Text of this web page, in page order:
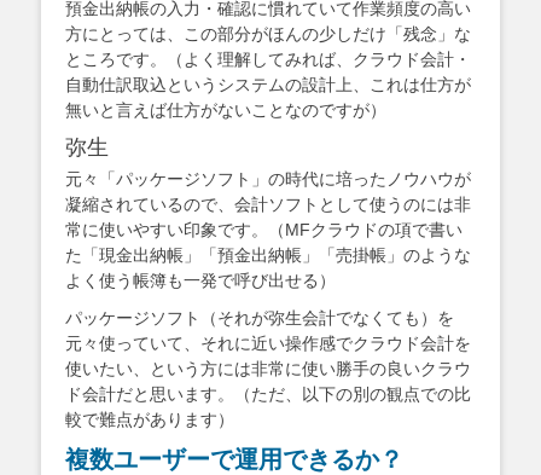
預金出納帳の入力・確認に慣れていて作業頻度の高い
方にとっては、この部分がほんの少しだけ「残念」な
ところです。（よく理解してみれば、クラウド会計・
自動仕訳取込というシステムの設計上、これは仕方が
無いと言えば仕方がないことなのですが）
弥生
元々「パッケージソフト」の時代に培ったノウハウが
凝縮されているので、会計ソフトとして使うのには非
常に使いやすい印象です。（MFクラウドの項で書い
た「現金出納帳」「預金出納帳」「売掛帳」のような
よく使う帳簿も一発で呼び出せる）
パッケージソフト（それが弥生会計でなくても）を
元々使っていて、それに近い操作感でクラウド会計を
使いたい、という方には非常に使い勝手の良いクラウ
ド会計だと思います。（ただ、以下の別の観点での比
較で難点があります）
複数ユーザーで運用できるか？